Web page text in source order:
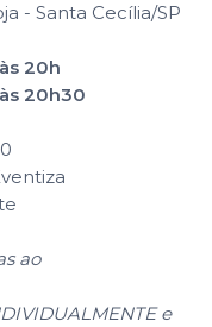
- Santa Cecília/SP
20h
20h30
ao
e